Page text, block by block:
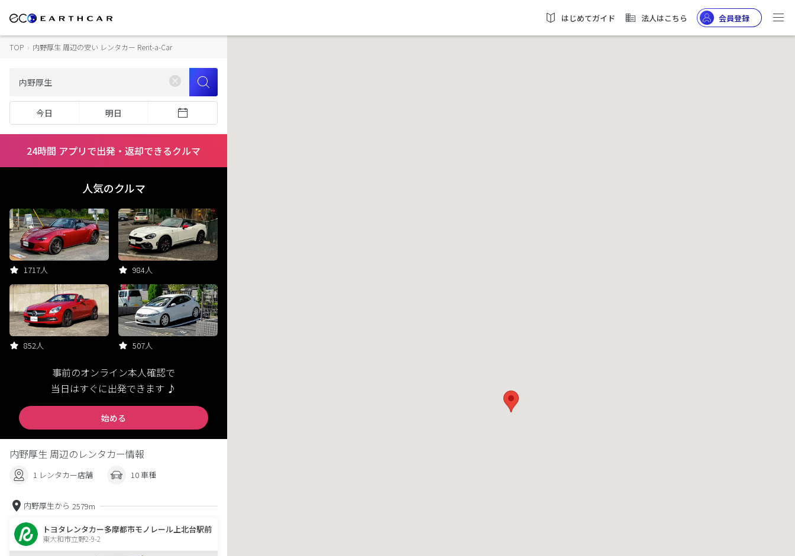
はじめてガイド 法人はこちら 会員登録
TOP › 内野厚生 周辺の安い レンタカー Rent-a-Car
今日 明日
24時間 アプリで出発・返却できるクルマ
人気のクルマ
1717人 984人
852人 507人
事前のオンライン本人確認で
当日はすぐに出発できます ♪
始める
内野厚生 周辺のレンタカー情報
1 レンタカー店舗 10 車種
内野厚生から 2579m
トヨタレンタカー多摩都市モノレール上北台駅前
東大和市立野2-9-2